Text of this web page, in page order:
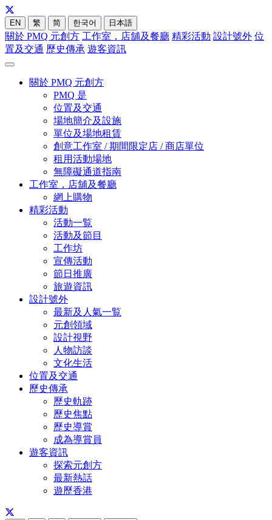
EN 繁 简 한국어 日本語
關於 PMQ 元創方 工作室，店舖及餐廳 精彩活動 設計號外 位
置及交通 歷史傳承 遊客資訊
關於 PMQ 元創方
PMQ 是
位置及交通
場地簡介及設施
單位及場地租賃
創意工作室 / 期間限定店 / 商店單位
租用活動場地
無障礙通道指南
工作室，店舖及餐廳
網上購物
精彩活動
活動一覧
活動及節目
工作坊
宣傳活動
節日推廣
旅遊資訊
設計號外
最新及人氣一覧
元創領域
設計視野
人物訪談
文化生活
位置及交通
歷史傳承
歷史軌跡
歷史焦點
歷史導賞
成為導賞員
遊客資訊
探索元創方
最新熱話
遊歷香港